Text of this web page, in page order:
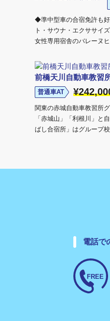
◆準中型車の合宿免許も
ト・サウナ・エクササイ
女性専用宿舎のバレーヌ
前橋天川自動車教習
普通車AT
関東の赤城自動車教習所
「赤城山」「利根川」と
ばし合宿所」はグループ
電話で